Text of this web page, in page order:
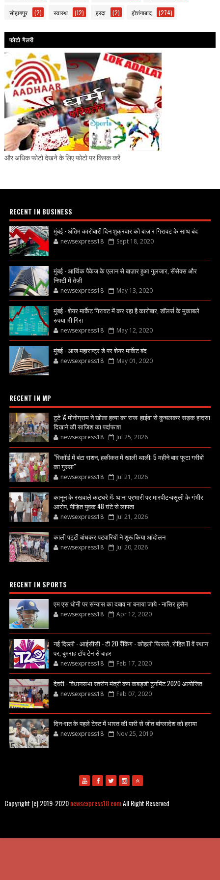
सोहागपुर (2) स्वास्थ (12) हरदा (2) होशंगाबाद (274)
फोटो गैलरी
और अधिक फोटो देखने के लिए फोटो पर क्लिक करें
RECENT IN BUSINESS
मुंबई - अंतिम कारोबारी दिन शुक्रवार को बाज़ार गिरावट के साथ बंद
newsexpress18 Sept 18, 2020
मुंबई - आर्थिक पैकेज के एलान से बाज़ार हुआ गुलजार, सेंसेक्स और
निफ्टी में तेज़ी
newsexpress18 May 13, 2020
मुंबई - शेयर मार्केट गिरावट में कर रहा है कारोबार, डॉलर्स के मुकाबले
रुपया भी गिरा
newsexpress18 May 12, 2020
मुंबई - आज महाराष्ट्र डे पर शेयर मार्केट बंद
newsexpress18 May 01, 2020
RECENT IN MP
टूटे 'A' मोनोग्राम ने खोला हत्या का राज: हाईवा से कुचलकर सड़क हादसा
दिखाने की साजिश का पर्दाफाश
newsexpress18 Jul 25, 2026
"रिकॉर्ड में बंटा राशन, हकीकत में खाली थाली; 5 महीने बाद फूटा गरीबों
का गुस्सा"
newsexpress18 Jul 21, 2026
कानून के रखवाले कटघरे में: थाना प्रभारी पर मारपीट-वसूली के गंभीर
आरोप, पीड़ित युवक 48 घंटे से लापता
newsexpress18 Jul 21, 2026
काली पट्टी बांधकर पटवारियों ने शुरू किया आंदोलन
newsexpress18 Jul 20, 2026
RECENT IN SPORTS
एम एस धोनी पर संन्यास का दबाव ना बनाया जाये - नासिर हुसैन
newsexpress18 Apr 12, 2020
नई दिल्ली - आईसीसी - टी 20 रैंकिंग - कोहली फिसले, रोहित 11 वें स्थान
पर, बुमराह टॉप टेन से बाहर
newsexpress18 Feb 17, 2020
देवरी - विधानसभा स्तरीय मंत्री कप कबड्डी टूर्नामेंट 2020 आयोजित
newsexpress18 Feb 07, 2020
दिन-रात के पहले टेस्ट में भारत की पारी से जीत बांग्लादेश को हराया
newsexpress18 Nov 25, 2019
Copyright (c) 2019-2020newsexpress18.comAll Right Reserved